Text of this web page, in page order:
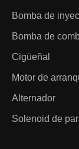
Bomba de
Bomba de
Cigüeñal
Motor de
Alternador
Solenoid de